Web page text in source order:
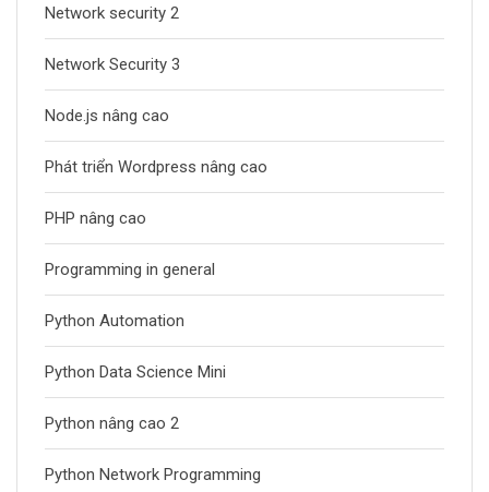
Network security 2
Network Security 3
Node.js nâng cao
Phát triển Wordpress nâng cao
PHP nâng cao
Programming in general
Python Automation
Python Data Science Mini
Python nâng cao 2
Python Network Programming